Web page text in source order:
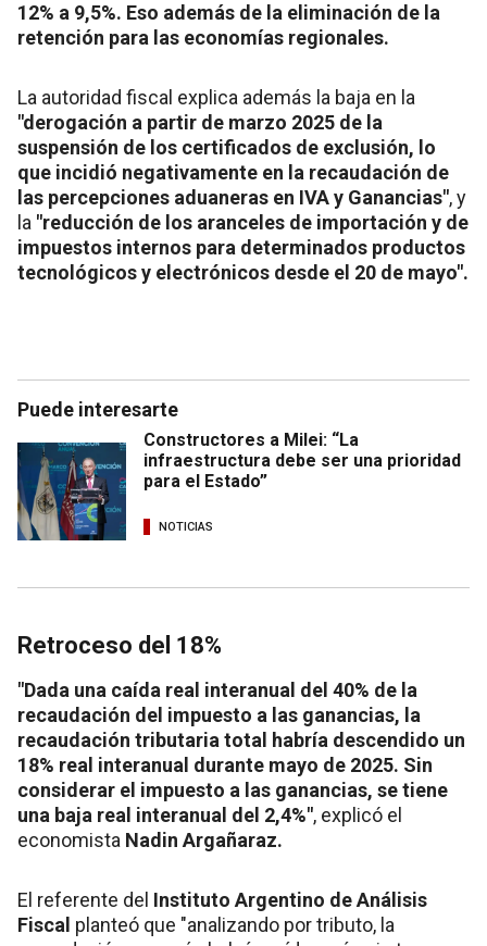
12% a 9,5%. Eso además de la eliminación de la
retención para las economías regionales.
La autoridad fiscal explica además la baja en la
"derogación a partir de marzo 2025 de la
suspensión de los certificados de exclusión, lo
que incidió negativamente en la recaudación de
las percepciones aduaneras en IVA y Ganancias", y
la "reducción de los aranceles de importación y de
impuestos internos para determinados productos
tecnológicos y electrónicos desde el 20 de mayo".
Puede interesarte
Constructores a Milei: “La
infraestructura debe ser una prioridad
para el Estado”
NOTICIAS
Retroceso del 18%
"Dada una caída real interanual del 40% de la
recaudación del impuesto a las ganancias, la
recaudación tributaria total habría descendido un
18% real interanual durante mayo de 2025. Sin
considerar el impuesto a las ganancias, se tiene
una baja real interanual del 2,4%", explicó el
economista Nadin Argañaraz.
El referente del Instituto Argentino de Análisis
Fiscal planteó que "analizando por tributo, la